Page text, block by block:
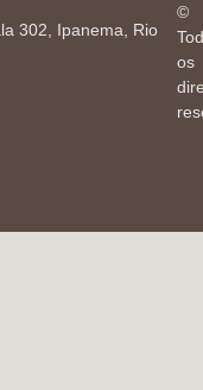
302, Ipanema, Rio
©
os